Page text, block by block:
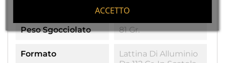
ACCETTOContiene Pesce
Peso Sgocciolato 81 Gr.
Formato
Lattina Di Alluminio